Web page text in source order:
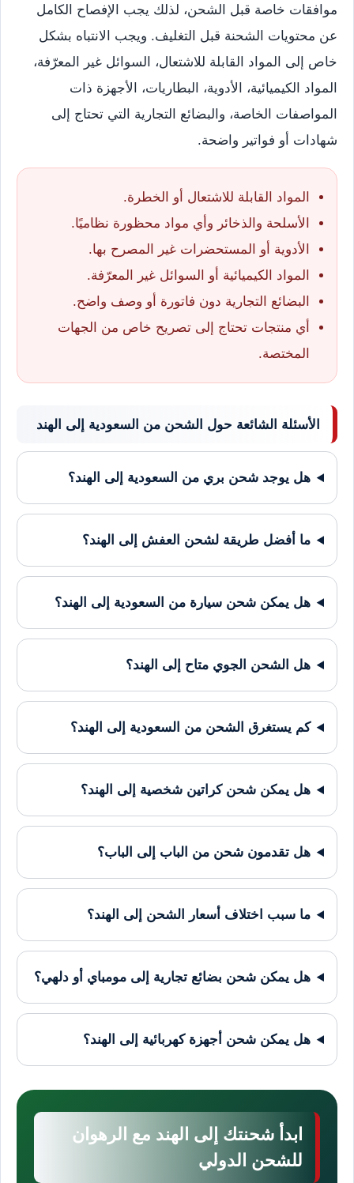
موافقات خاصة قبل الشحن، لذلك يجب الإفصاح الكامل
عن محتويات الشحنة قبل التغليف. ويجب الانتباه بشكل
خاص إلى المواد القابلة للاشتعال، السوائل غير المعرّفة،
المواد الكيميائية، الأدوية، البطاريات، الأجهزة ذات
المواصفات الخاصة، والبضائع التجارية التي تحتاج إلى
شهادات أو فواتير واضحة.
المواد القابلة للاشتعال أو الخطرة.
الأسلحة والذخائر وأي مواد محظورة نظاميًا.
الأدوية أو المستحضرات غير المصرح بها.
المواد الكيميائية أو السوائل غير المعرّفة.
البضائع التجارية دون فاتورة أو وصف واضح.
أي منتجات تحتاج إلى تصريح خاص من الجهات
المختصة.
الأسئلة الشائعة حول الشحن من السعودية إلى الهند
هل يوجد شحن بري من السعودية إلى الهند؟
ما أفضل طريقة لشحن العفش إلى الهند؟
هل يمكن شحن سيارة من السعودية إلى الهند؟
هل الشحن الجوي متاح إلى الهند؟
كم يستغرق الشحن من السعودية إلى الهند؟
هل يمكن شحن كراتين شخصية إلى الهند؟
هل تقدمون شحن من الباب إلى الباب؟
ما سبب اختلاف أسعار الشحن إلى الهند؟
هل يمكن شحن بضائع تجارية إلى مومباي أو دلهي؟
هل يمكن شحن أجهزة كهربائية إلى الهند؟
ابدأ شحنتك إلى الهند مع الرهوان
للشحن الدولي